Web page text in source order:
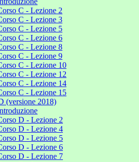
C - Lezione 2
C - Lezione 3
C - Lezione 5
C - Lezione 6
C - Lezione 8
C - Lezione 9
C - Lezione 10
C - Lezione 12
C - Lezione 14
C - Lezione 15
(versione 2018)
D - Lezione 2
D - Lezione 4
D - Lezione 5
D - Lezione 6
D - Lezione 7